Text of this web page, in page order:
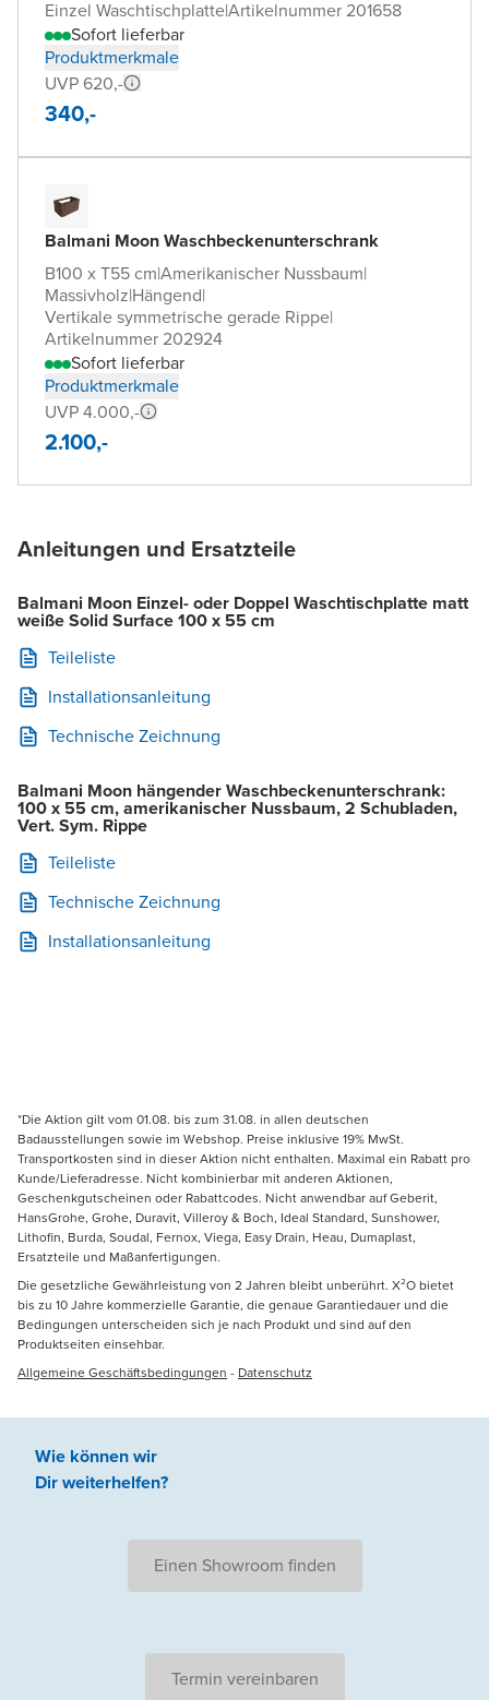
Einzel Waschtischplatte|Artikelnummer 201658
Sofort lieferbar
Produktmerkmale
UVP 620,-
340,-
Balmani Moon Waschbeckenunterschrank
B100 x T55 cm|Amerikanischer Nussbaum|
Massivholz|Hängend|
Vertikale symmetrische gerade Rippe|
Artikelnummer 202924
Sofort lieferbar
Produktmerkmale
UVP 4.000,-
2.100,-
Anleitungen und Ersatzteile
Balmani Moon Einzel- oder Doppel Waschtischplatte matt
weiße Solid Surface 100 x 55 cm
Teileliste
Installationsanleitung
Technische Zeichnung
Balmani Moon hängender Waschbeckenunterschrank:
100 x 55 cm, amerikanischer Nussbaum, 2 Schubladen,
Vert. Sym. Rippe
Teileliste
Technische Zeichnung
Installationsanleitung
*Die Aktion gilt vom 01.08. bis zum 31.08. in allen deutschen
Badausstellungen sowie im Webshop. Preise inklusive 19% MwSt.
Transportkosten sind in dieser Aktion nicht enthalten. Maximal ein Rabatt pro
Kunde/Lieferadresse. Nicht kombinierbar mit anderen Aktionen,
Geschenkgutscheinen oder Rabattcodes. Nicht anwendbar auf Geberit,
HansGrohe, Grohe, Duravit, Villeroy & Boch, Ideal Standard, Sunshower,
Lithofin, Burda, Soudal, Fernox, Viega, Easy Drain, Heau, Dumaplast,
Ersatzteile und Maßanfertigungen.
Die gesetzliche Gewährleistung von 2 Jahren bleibt unberührt. X²O bietet
bis zu 10 Jahre kommerzielle Garantie, die genaue Garantiedauer und die
Bedingungen unterscheiden sich je nach Produkt und sind auf den
Produktseiten einsehbar.
Allgemeine Geschäftsbedingungen - Datenschutz
Wie können wir
Dir weiterhelfen?
Einen Showroom finden
Termin vereinbaren